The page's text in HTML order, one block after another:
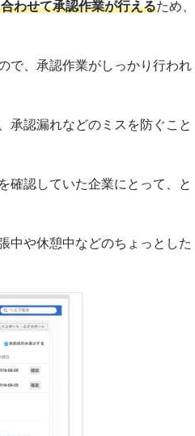
わせて承認作業が行えるため、
で、承認作業がしっかり行われ
承認漏れなどのミスを防ぐこと
確認していた企業にとって、と
中や休憩中などのちょっとした